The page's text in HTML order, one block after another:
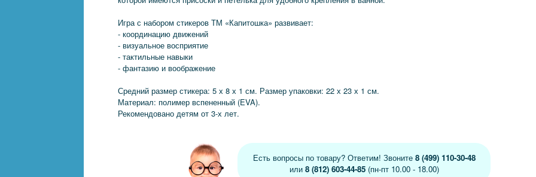
Игра с набором стикеров ТМ «Капитошка» развивает:
- координацию движений
- визуальное восприятие
- тактильные навыки
- фантазию и воображение
Средний размер стикера: 5 х 8 х 1 см. Размер упаковки: 22 х 23 х 1 см.
Материал: полимер вспененный (EVA).
Рекомендовано детям от 3-х лет.
Есть вопросы по товару? Ответим! Звоните 8 (499) 110-30-48
или 8 (812) 603-44-85(пн-пт 10.00 - 18.00)